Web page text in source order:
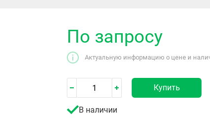
По запросу
Актуальную информацию о цене и
Купить
В наличии